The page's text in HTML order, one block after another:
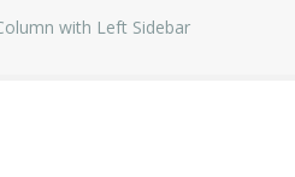
with Left Sidebar